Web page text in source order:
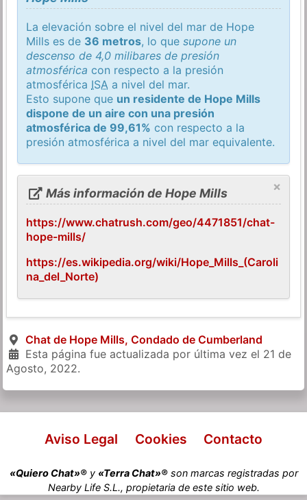
La elevación sobre el nivel del mar de Hope
Mills es de 36 metros, lo quesupone un
descenso de 4,0 milibares de presión
atmosférica con respecto a la presión
atmosférica ISA a nivel del mar.
Esto supone que un residente de Hope Mills
dispone de un aire con una presión
atmosférica de 99,61% con respecto a la
presión atmosférica a nivel del mar equivalente.
×
Más información de Hope Mills
https://www.chatrush.com/geo/4471851/chat-
hope-mills/
https://es.wikipedia.org/wiki/Hope_Mills_(Caroli
na_del_Norte)
Chat de Hope Mills, Condado de Cumberland
Esta página fue actualizada por última vez el 21 de
Agosto, 2022.
Aviso Legal Cookies Contacto
«Quiero Chat»®y «Terra Chat»®son marcas registradas por
Nearby Life S.L., propietaria de este sitio web.